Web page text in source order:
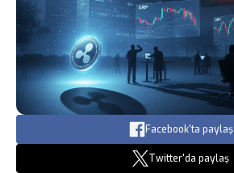
Facebook'ta paylaş
Twitter'da paylaş